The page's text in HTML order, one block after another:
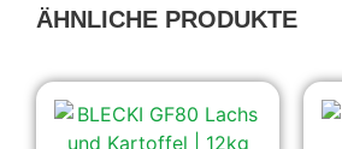
ÄHNLICHE PRODUKTE